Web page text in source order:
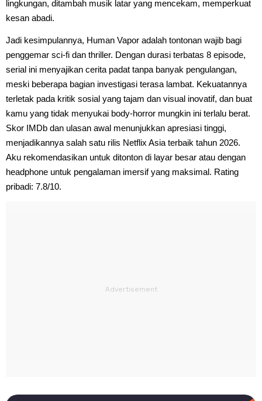
lingkungan, ditambah musik latar yang mencekam, memperkuat
kesan abadi.
Jadi kesimpulannya, Human Vapor adalah tontonan wajib bagi
penggemar sci-fi dan thriller. Dengan durasi terbatas 8 episode,
serial ini menyajikan cerita padat tanpa banyak pengulangan,
meski beberapa bagian investigasi terasa lambat. Kekuatannya
terletak pada kritik sosial yang tajam dan visual inovatif, dan buat
kamu yang tidak menyukai body-horror mungkin ini terlalu berat.
Skor IMDb dan ulasan awal menunjukkan apresiasi tinggi,
menjadikannya salah satu rilis Netflix Asia terbaik tahun 2026.
Aku rekomendasikan untuk ditonton di layar besar atau dengan
headphone untuk pengalaman imersif yang maksimal. Rating
pribadi: 7.8/10.